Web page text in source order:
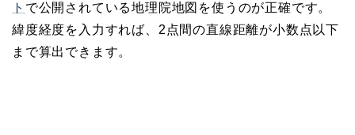
ト で公開されている地理院地図を使うのが正確です。
緯度経度を入力すれば、2点間の直線距離が小数点以下
まで算出できます。